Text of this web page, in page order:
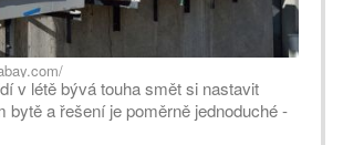
v létě bývá touha smět si nastavit
bytě a řešení je poměrně jednoduché -